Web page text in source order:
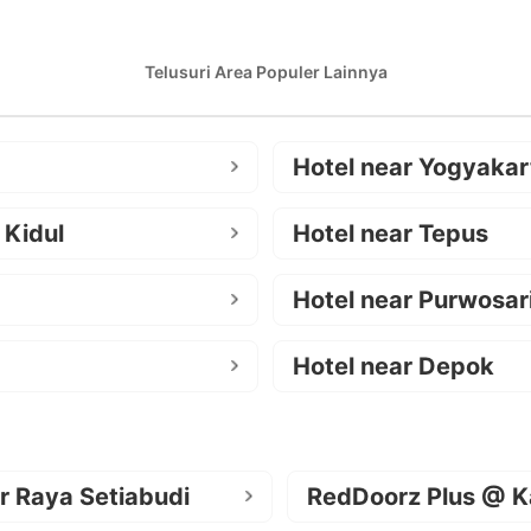
Telusuri Area Populer Lainnya
Hotel near
Kidul Hotel near Tepus
Hotel near
Hotel near Depok
Raya Setiabudi RedDoorz Plus @